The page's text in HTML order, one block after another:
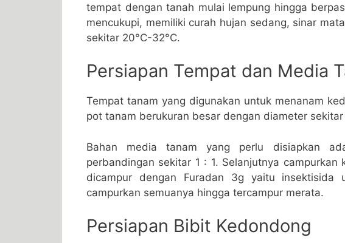
tempat dengan tanah mulai lempung hingga
mencukupi, memiliki curah hujan sedang, sinar
sekitar 20°C-32°C.
Persiapan Tempat dan Media
Tempat tanam yang digunakan untuk menanam
pot tanam berukuran besar dengan diameter
Bahan media tanam yang perlu disiapkan
perbandingan sekitar 1 : 1. Selanjutnya
dicampur dengan Furadan 3g yaitu insektisida
campurkan semuanya hingga tercampur merata.
Persiapan Bibit Kedondong